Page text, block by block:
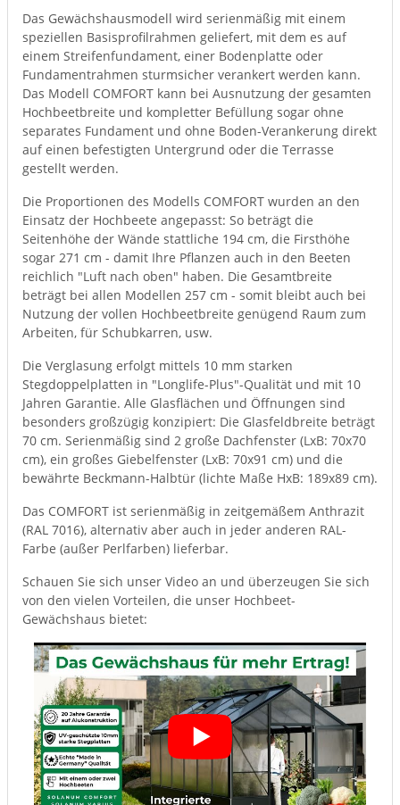
Das Gewächshausmodell wird serienmäßig mit einem
speziellen Basisprofilrahmen geliefert, mit dem es auf
einem Streifenfundament, einer Bodenplatte oder
Fundamentrahmen sturmsicher verankert werden kann.
Das Modell COMFORT kann bei Ausnutzung der gesamten
Hochbeetbreite und kompletter Befüllung sogar ohne
separates Fundament und ohne Boden-Verankerung direkt
auf einen befestigten Untergrund oder die Terrasse
gestellt werden.
Die Proportionen des Modells COMFORT wurden an den
Einsatz der Hochbeete angepasst: So beträgt die
Seitenhöhe der Wände stattliche 194 cm, die Firsthöhe
sogar 271 cm - damit Ihre Pflanzen auch in den Beeten
reichlich "Luft nach oben" haben. Die Gesamtbreite
beträgt bei allen Modellen 257 cm - somit bleibt auch bei
Nutzung der vollen Hochbeetbreite genügend Raum zum
Arbeiten, für Schubkarren, usw.
Die Verglasung erfolgt mittels 10 mm starken
Stegdoppelplatten in "Longlife-Plus"-Qualität und mit 10
Jahren Garantie. Alle Glasflächen und Öffnungen sind
besonders großzügig konzipiert: Die Glasfeldbreite beträgt
70 cm. Serienmäßig sind 2 große Dachfenster (LxB: 70x70
cm), ein großes Giebelfenster (LxB: 70x91 cm) und die
bewährte Beckmann-Halbtür (lichte Maße HxB: 189x89 cm).
Das COMFORT ist serienmäßig in zeitgemäßem Anthrazit
(RAL 7016), alternativ aber auch in jeder anderen RAL-
Farbe (außer Perlfarben) lieferbar.
Schauen Sie sich unser Video an und überzeugen Sie sich
von den vielen Vorteilen, die unser Hochbeet-
Gewächshaus bietet: